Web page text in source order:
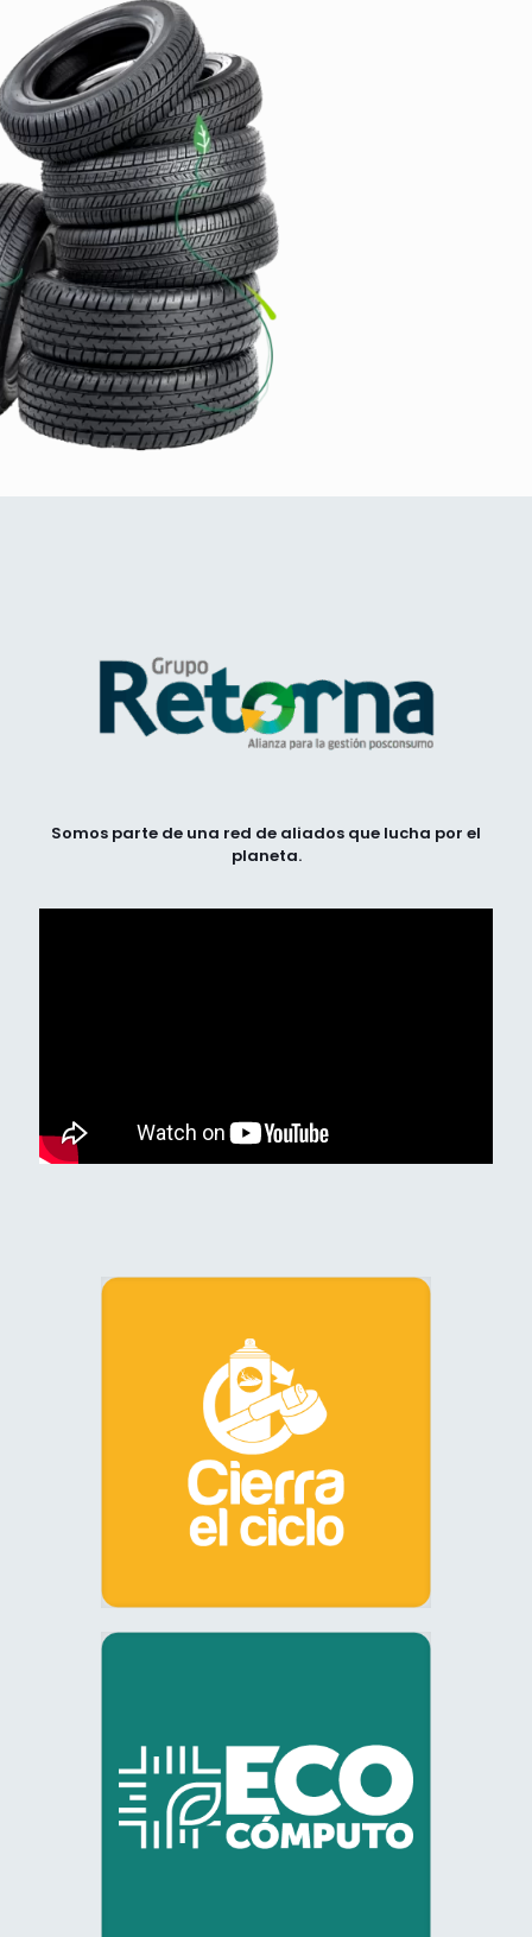
Somos parte de una red de aliados que lucha por el
planeta.